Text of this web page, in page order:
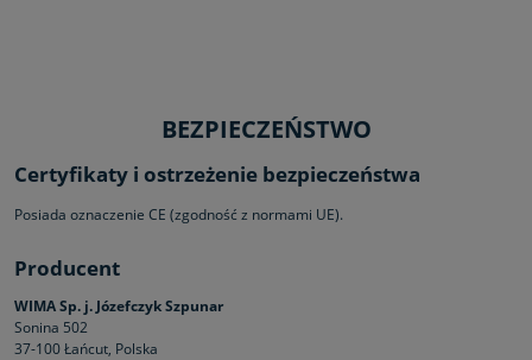
BEZPIECZEŃSTWO
Certyfikaty i ostrzeżenie bezpieczeństwa
Posiada oznaczenie CE (zgodność z normami UE).
Producent
WIMA Sp. j. Józefczyk Szpunar
Sonina 502
37-100 Łańcut, Polska